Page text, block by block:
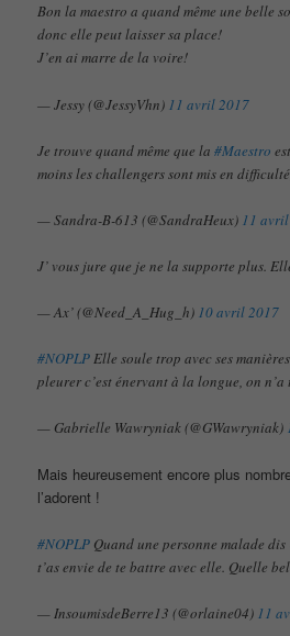
Bon la maestro a quand même une belle
donc elle peut laisser sa place!
J’en ai marre de la voire!
— Jessy (@JessyVhn) 11 avril 2017
Je trouve quand même que la#Maestro
moins les challengers sont mis en
— Sandra-B-613 (@SandraHeux) 11
J’ vous jure que je ne la supporte plus.
— Ax’ (@Need_A_Hug_h) 10 avril 2017
#NOPLPElle soule trop avec ses
pleurer c’est énervant à la longue, on
— Gabrielle Wawryniak (@GWawryniak)
Mais heureusement encore plus
l’adorent !
#NOPLP Quand une personne malade
t’as envie de te battre avec elle. Quelle
— InsoumisdeBerre13 (@orlaine04) 11